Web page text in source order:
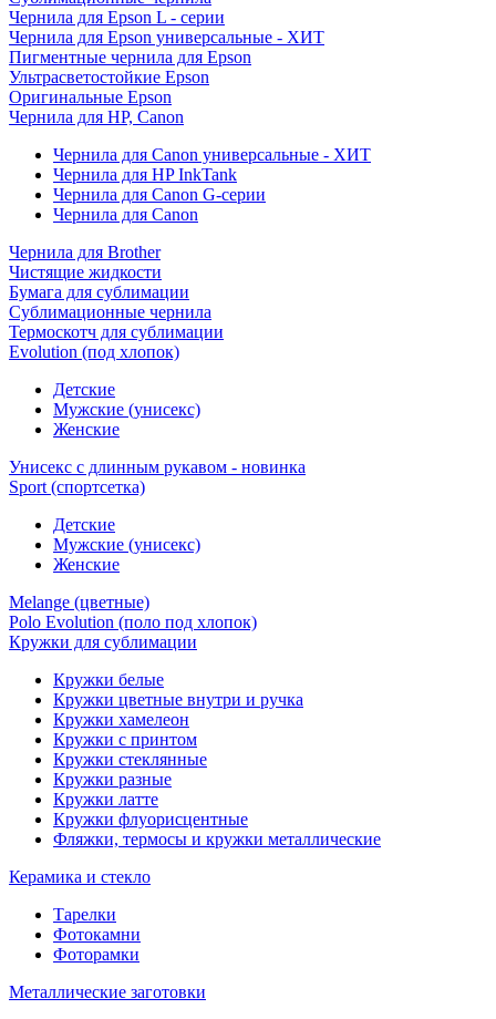
Чернила для Epson L - серии
Чернила для Epson универсальные - ХИТ
Пигментные чернила для Epson
Ультрасветостойкие Epson
Оригинальные Epson
Чернила для HP, Canon
Чернила для Canon универсальные - ХИТ
Чернила для HP InkTank
Чернила для Canon G-серии
Чернила для Canon
Чернила для Brother
Чистящие жидкости
Бумага для сублимации
Сублимационные чернила
Термоскотч для сублимации
Evolution (под хлопок)
Детские
Мужские (унисекс)
Женские
Унисекс с длинным рукавом - новинка
Sport (спортсетка)
Детские
Мужские (унисекс)
Женские
Melange (цветные)
Polo Evolution (поло под хлопок)
Кружки для сублимации
Кружки белые
Кружки цветные внутри и ручка
Кружки хамелеон
Кружки c принтом
Кружки стеклянные
Кружки разные
Кружки латте
Кружки флуорисцентные
Фляжки, термосы и кружки металлические
Керамика и стекло
Тарелки
Фотокамни
Фоторамки
Металлические заготовки